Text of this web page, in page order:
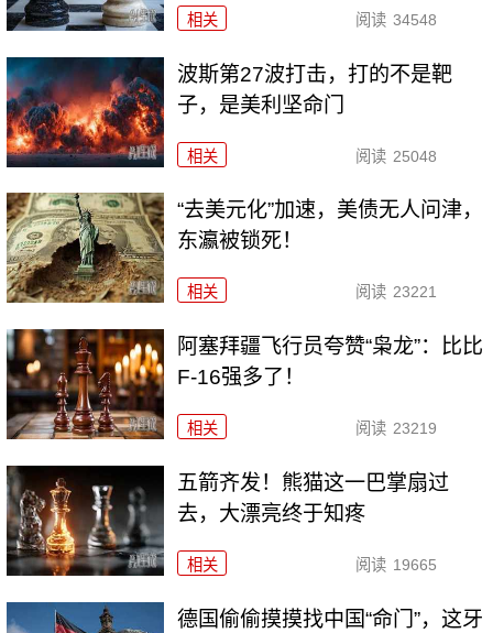
相关 阅读 34548
波斯第27波打击，打的不是靶
子，是美利坚命门
相关 阅读 25048
“去美元化”加速，美债无人问津，
东瀛被锁死！
相关 阅读 23221
阿塞拜疆飞行员夸赞“枭龙”：比比
F-16强多了！
相关 阅读 23219
五箭齐发！熊猫这一巴掌扇过
去，大漂亮终于知疼
相关 阅读 19665
德国偷偷摸摸找中国“命门”，这牙